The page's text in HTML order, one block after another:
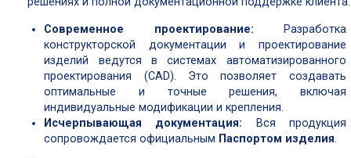
Современное проектирование: Разработка
конструкторской документации и проектирование
изделий ведутся в системах автоматизированного
проектирования (CAD). Это позволяет создавать
оптимальные и точные решения, включая
индивидуальные модификации и крепления.
Исчерпывающая документация: Вся продукция
сопровождается официальным Паспортом изделия.